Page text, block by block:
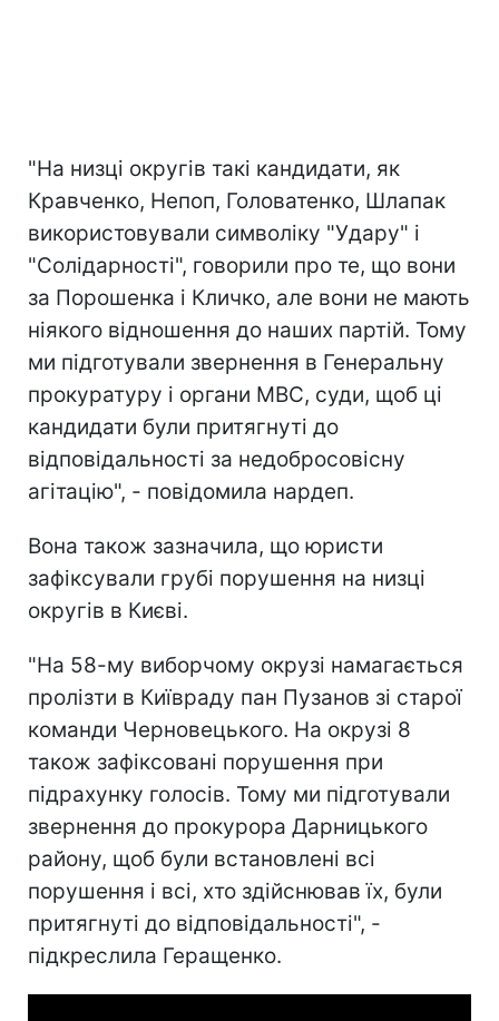
"На низці округів такі кандидати, як
Кравченко, Непоп, Головатенко, Шлапак
використовували символіку "Удару" і
"Солідарності", говорили про те, що вони
за Порошенка і Кличко, але вони не мають
ніякого відношення до наших партій. Тому
ми підготували звернення в Генеральну
прокуратуру і органи МВС, суди, щоб ці
кандидати були притягнуті до
відповідальності за недобросовісну
агітацію", - повідомила нардеп.
Вона також зазначила, що юристи
зафіксували грубі порушення на низці
округів в Києві.
"На 58-му виборчому окрузі намагається
пролізти в Київраду пан Пузанов зі старої
команди Черновецького. На окрузі 8
також зафіксовані порушення при
підрахунку голосів. Тому ми підготували
звернення до прокурора Дарницького
району, щоб були встановлені всі
порушення і всі, хто здійснював їх, були
притягнуті до відповідальності", -
підкреслила Геращенко.